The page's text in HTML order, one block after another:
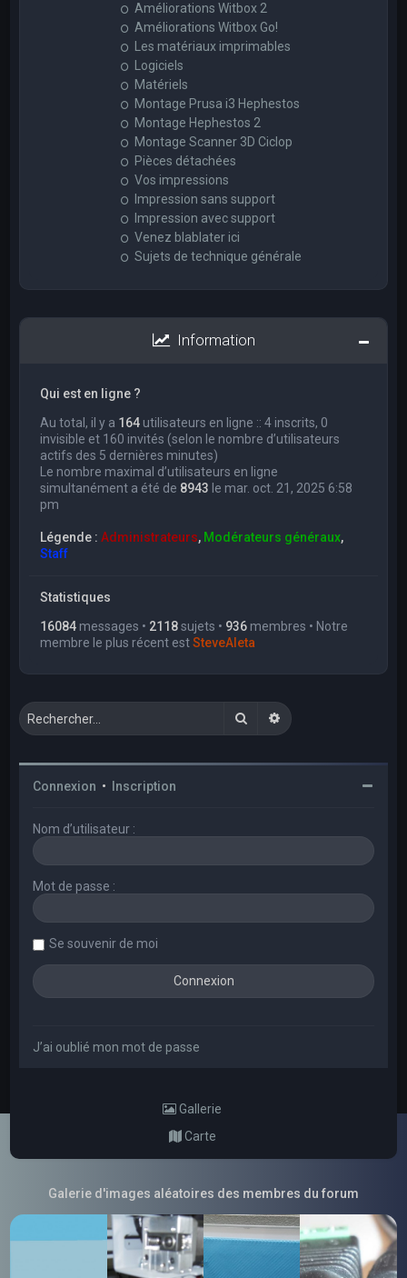
Améliorations Witbox 2
Améliorations Witbox Go!
Les matériaux imprimables
Logiciels
Matériels
Montage Prusa i3 Hephestos
Montage Hephestos 2
Montage Scanner 3D Ciclop
Pièces détachées
Vos impressions
Impression sans support
Impression avec support
Venez blablater ici
Sujets de technique générale
Information
Qui est en ligne ?
Au total, il y a 164 utilisateurs en ligne :: 4 inscrits, 0
invisible et 160 invités (selon le nombre d’utilisateurs
actifs des 5 dernières minutes)
Le nombre maximal d’utilisateurs en ligne
simultanément a été de 8943 le mar. oct. 21, 2025 6:58
pm
Légende :Administrateurs, Modérateurs généraux,
Staff
Statistiques
16084 messages • 2118sujets • 936 membres • Notre
membre le plus récent estSteveAleta
RechercherRecherche avancée
Connexion • Inscription
Nom d’utilisateur :
Mot de passe :
Se souvenir de moi
J’ai oublié mon mot de passe
Gallerie
Carte
Galerie d'images aléatoires des membres du forum